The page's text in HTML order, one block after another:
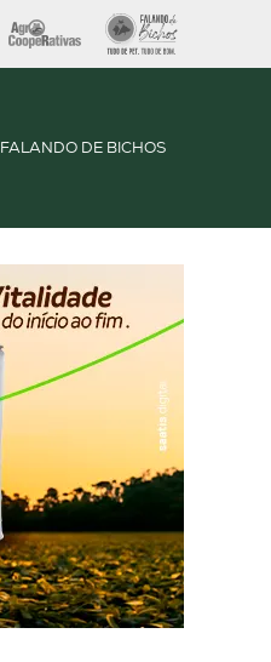
FALANDO DE BICHOS